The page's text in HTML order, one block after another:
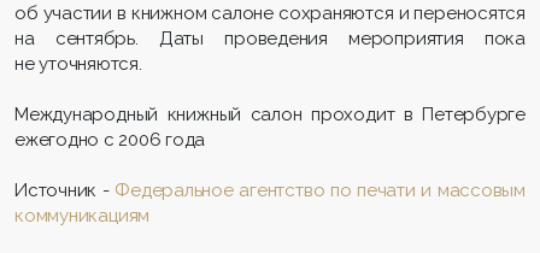
об участии в книжном салоне сохраняются и переносятся
на сентябрь. Даты проведения мероприятия пока
не уточняются.
Международный книжный салон проходит в Петербурге
ежегодно с 2006 года
Источник - Федеральное агентство по печати и массовым
коммуникациям